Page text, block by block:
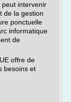
peut intervenir
de la gestion
ponctuelle
informatique
de
offre de
besoins et